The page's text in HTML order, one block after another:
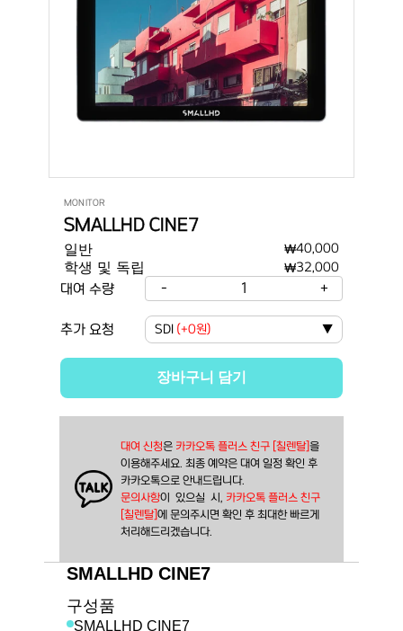
MONITOR
SMALLHD CINE7
일반 ₩40,000
학생 및 독립 ₩32,000
대여 수량 - 1 +
추가 요청 SDI (+0원) ▼
장바구니 담기
대여 신청은 카카오톡 플러스 친구 [칠렌탈] 을
이용해주세요. 최종 예약은 대여 일정 확인 후
카카오톡으로 안내드립니다.
문의사항이  있으실  시, 카카오톡 플러스 친구
[칠렌탈] 에 문의주시면 확인 후 최대한 빠르게
처리해드리겠습니다.
SMALLHD CINE7
구성품
SMALLHD CINE7